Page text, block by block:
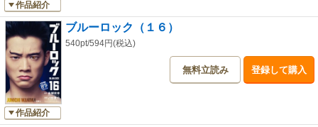
作品紹介
作品紹介
ブルーロック（１６）
540pt/594円(税込)
無料立読み 登録して購入